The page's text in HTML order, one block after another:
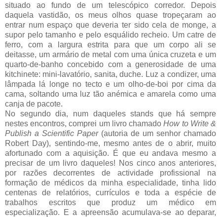
situado ao fundo de um telescópico corredor. Depois
daquela vastidão, os meus olhos quase tropeçaram ao
entrar num espaço que deveria ter sido cela de monge, a
supor pelo tamanho e pelo esquálido recheio. Um catre de
ferro, com a largura estrita para que um corpo ali se
deitasse, um armário de metal com uma única cruzeta e um
quarto-de-banho concebido com a generosidade de uma
kitchinete: mini-lavatório, sanita, duche. Luz a condizer, uma
lâmpada lá longe no tecto e um olho-de-boi por cima da
cama, soltando uma luz tão anémica e amarela como uma
canja de pacote.
No segundo dia, num daqueles stands que há sempre
nestes encontros, comprei um livro chamadoHow to Write &
Publish a Scientific Paper (autoria de um senhor chamado
Robert Day), sentindo-me, mesmo antes de o abrir, muito
afortunado com a aquisição. É que eu andava mesmo a
precisar de um livro daqueles! Nos cinco anos anteriores,
por razões decorrentes de actividade profissional na
formação de médicos da minha especialidade, tinha lido
centenas de relatórios, currículos e toda a espécie de
trabalhos escritos que produz um médico em
especialização. E a apreensão acumulava-se ao deparar,